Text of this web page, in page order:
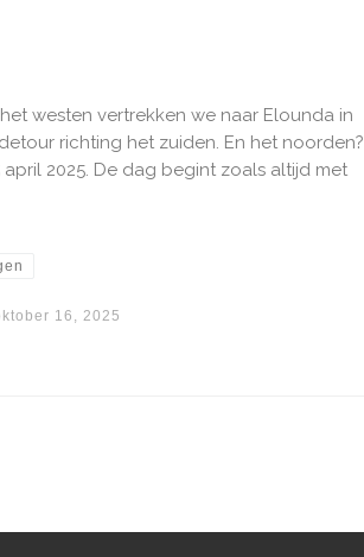
westen vertrekken we naar Elounda in
richting het zuiden. En het noorden?
2025. De dag begint zoals altijd met
16, 2025